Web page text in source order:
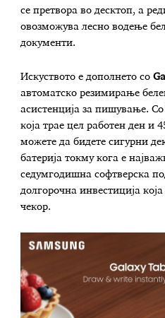
се претвора во десктоп, а
овозможува лесно водење
документи.
Искуството е дополнето со
автоматско резимирање
асистенција за пишување.
која трае цел работен ден и
можете да бидете сигурни
батерија токму кога е
седумгодишна софтверска
долгорочна инвестиција
чекор.